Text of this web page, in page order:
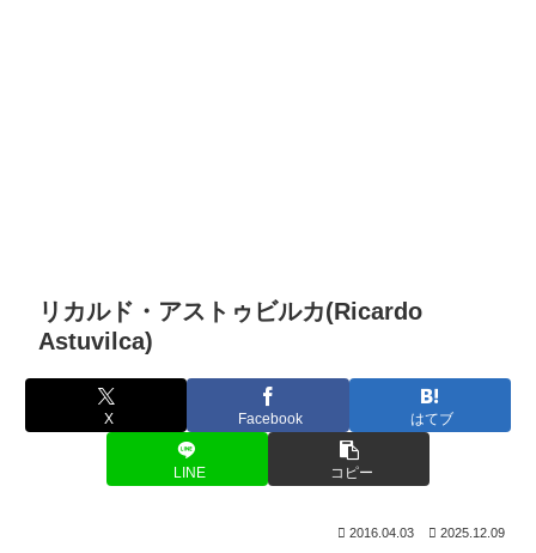
リカルド・アストゥビルカ(Ricardo
Astuvilca)
X Facebook はてブ
LINE コピー
2016.04.03 2025.12.09